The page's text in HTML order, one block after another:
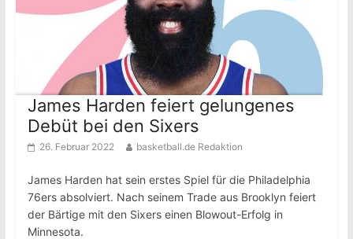
James Harden feiert gelungenes
Debüt bei den Sixers
26. Februar 2022 basketball.de Redaktion
James Harden hat sein erstes Spiel für die Philadelphia
76ers absolviert. Nach seinem Trade aus Brooklyn feiert
der Bärtige mit den Sixers einen Blowout-Erfolg in
Minnesota.